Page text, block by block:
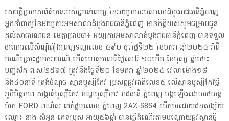
សេចក្តីប្រកាសព័ត៌មានរបស់អ្នកនាំពាក្យ នៃអយ្យការអមសាលាដំបូងរាជធានីភ្នំពេញ
អ្នកនាំពាក្យនៃអយ្យការអមសាលាដំបូងរាជធានីភ្នំពេញ មានកិត្តិយសសូមជម្រាបជូន
ដល់សាធារណជន មេត្តាជ្រាបថា៖ អយ្យការអមសាលាដំបូងរាជធានីភ្នំពេញ បានទទួល
ចាត់ការលើសំណុំរឿងព្រហ្មទណ្ឌលេខ ៤៩០ ចុះថ្ងៃទី២២ ខែមករា ឆ្នាំ២០២៤ អំពី
ករណីគ្រោះថ្នាក់ចរាចរណ៍ កើតហេតុកាលពីថ្ងៃសៅរ៍ ១០កើត ខែបុស្ស ឆ្នាំថោះ
បញ្ចស័ក ព.ស.២៥៦៧ ត្រូវនឹងថ្ងៃទី២០ ខែមករា ឆ្នាំ២០២៤ វេលាម៉ោង១៨
និង៤០នាទី ត្រង់ចំណុច ស្ពានឫស្សីកែវ ប្រសព្វផ្លូវជាតិលេខ៥ លើស្ពានឫស្សីកែវថ្មី
ភូមិមិត្តភាព សង្កាត់ឫស្សីកែវ ខណ្ឌឫស្សីកែវ រាជធានី ភ្នំពេញ បង្កឡើងដោយរថយន្ត
ម៉ាក FORD ពណ៌ស ពាក់ផ្លាកលេខ ភ្នំពេញ 2AZ-5854 បើកបរដោយជនសង្ស័យ
ឈ្មោះ នាង សំអូន ភេទប្រុស អាយុ៥៦ឆ្នាំ បានធ្វើដំណើរតាមបណ្ដោយផ្លូវស្ពានថ្មី